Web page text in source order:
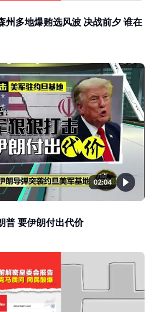
州多地爆贿选风波 决战前夕 谁在
02:04
普 要伊朗付出代价